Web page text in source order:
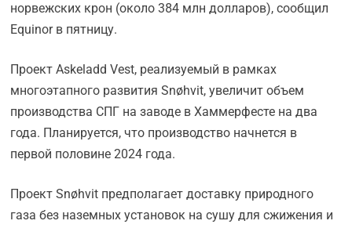
норвежских крон (около 384 млн долларов), сообщил
Equinor в пятницу.
Проект Askeladd Vest, реализуемый в рамках
многоэтапного развития Snøhvit, увеличит объем
производства СПГ на заводе в Хаммерфесте на два
года. Планируется, что производство начнется в
первой половине 2024 года.
Проект Snøhvit предполагает доставку природного
газа без наземных установок на сушу для сжижения и